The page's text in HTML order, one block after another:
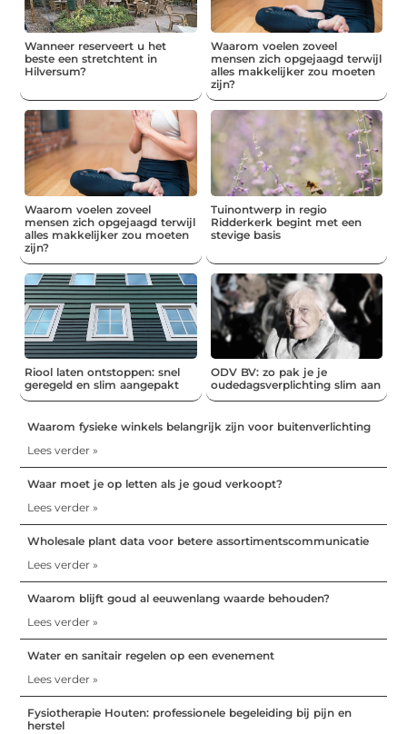
Wanneer reserveert u het
beste een stretchtent in
Hilversum?
Waarom voelen zoveel
mensen zich opgejaagd terwijl
alles makkelijker zou moeten
zijn?
Waarom voelen zoveel
mensen zich opgejaagd terwijl
alles makkelijker zou moeten
zijn?
Tuinontwerp in regio
Ridderkerk begint met een
stevige basis
Riool laten ontstoppen: snel
geregeld en slim aangepakt
ODV BV: zo pak je je
oudedagsverplichting slim aan
Waarom fysieke winkels belangrijk zijn voor buitenverlichting
Lees verder »
Waar moet je op letten als je goud verkoopt?
Lees verder »
Wholesale plant data voor betere assortimentscommunicatie
Lees verder »
Waarom blijft goud al eeuwenlang waarde behouden?
Lees verder »
Water en sanitair regelen op een evenement
Lees verder »
Fysiotherapie Houten: professionele begeleiding bij pijn en
herstel